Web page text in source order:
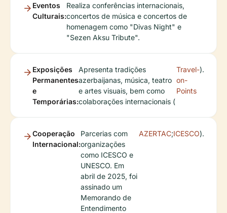
Eventos
Culturais:
Realiza conferências internacionais,
concertos de música e concertos de
homenagem como "Divas Night" e
"Sezen Aksu Tribute".
Exposições
Permanentes
e
Temporárias:
Apresenta tradições
azerbaijanas, música, teatro
e artes visuais, bem como
colaborações internacionais (
Travel-
on-
Points
).
Cooperação
Internacional:
Parcerias com
organizações
como ICESCO e
UNESCO. Em
abril de 2025, foi
assinado um
Memorando de
Entendimento
AZERTAC;ICESCO).